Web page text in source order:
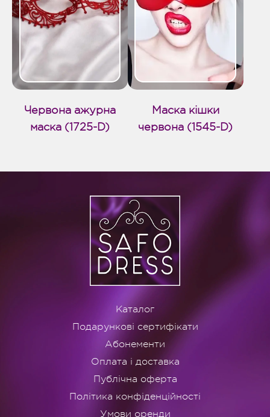
Червона ажурна
маска (1725-D)
Маска кішки
червона (1545-D)
Каталог
Подарункові сертифікати
Абонементи
Оплата і доставка
Публічна оферта
Політика конфіденційності
Умови оренди